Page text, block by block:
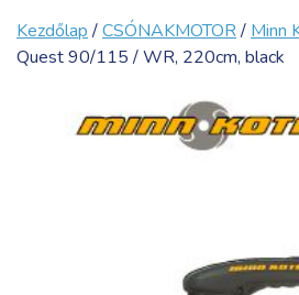
Kezdőlap/CSÓNAKMOTOR/ Minn
Quest 90/115 / WR, 220cm, black